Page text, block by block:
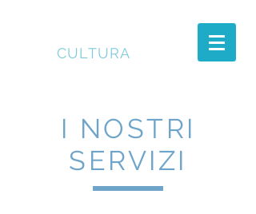
DESKCULTURA
I NOSTRI
SERVIZI